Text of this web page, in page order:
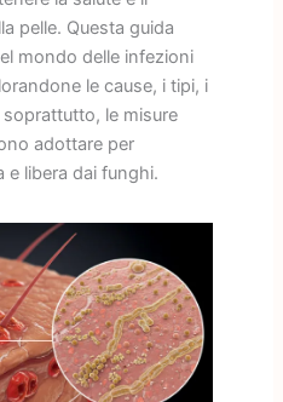
pelle. Questa guida
mondo delle infezioni
le cause, i tipi, i
le misure
adottare per
e libera dai funghi.